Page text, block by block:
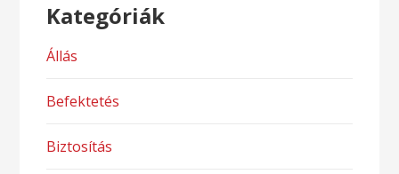
Kategóriák
Állás
Befektetés
Biztosítás